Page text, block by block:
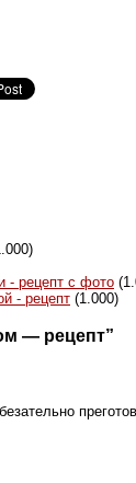
- рецепт с фото
- рецепт (1.000)
— рецепт”